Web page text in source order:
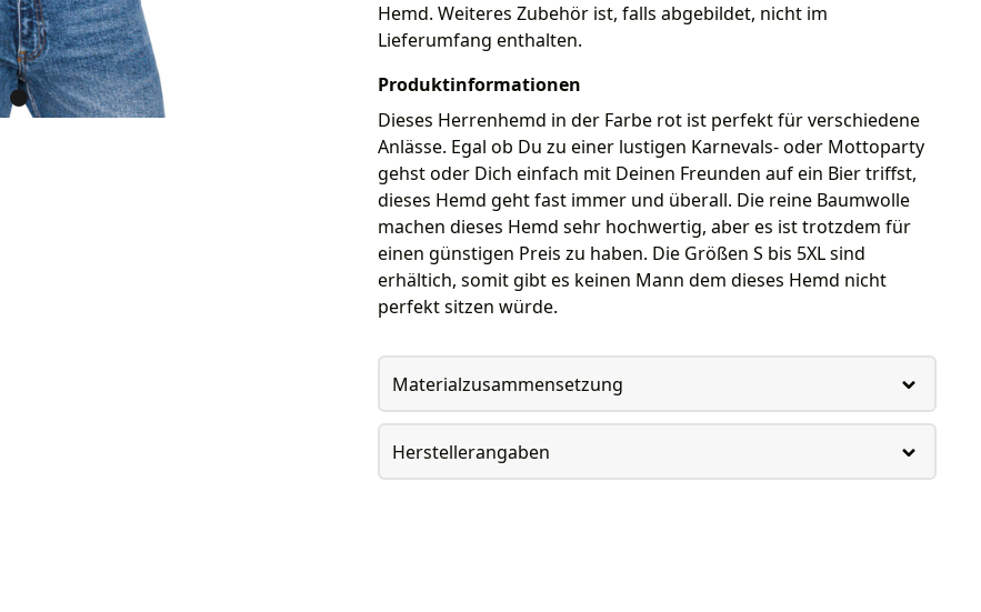
Hemd. Weiteres Zubehör ist, falls abgebildet, nicht im
Lieferumfang enthalten.
Produktinformationen
Dieses Herrenhemd in der Farbe rot ist perfekt für verschiedene
Anlässe. Egal ob Du zu einer lustigen Karnevals- oder Mottoparty
gehst oder Dich einfach mit Deinen Freunden auf ein Bier triffst,
dieses Hemd geht fast immer und überall. Die reine Baumwolle
machen dieses Hemd sehr hochwertig, aber es ist trotzdem für
einen günstigen Preis zu haben. Die Größen S bis 5XL sind
erhältich, somit gibt es keinen Mann dem dieses Hemd nicht
perfekt sitzen würde.
Materialzusammensetzung
Herstellerangaben